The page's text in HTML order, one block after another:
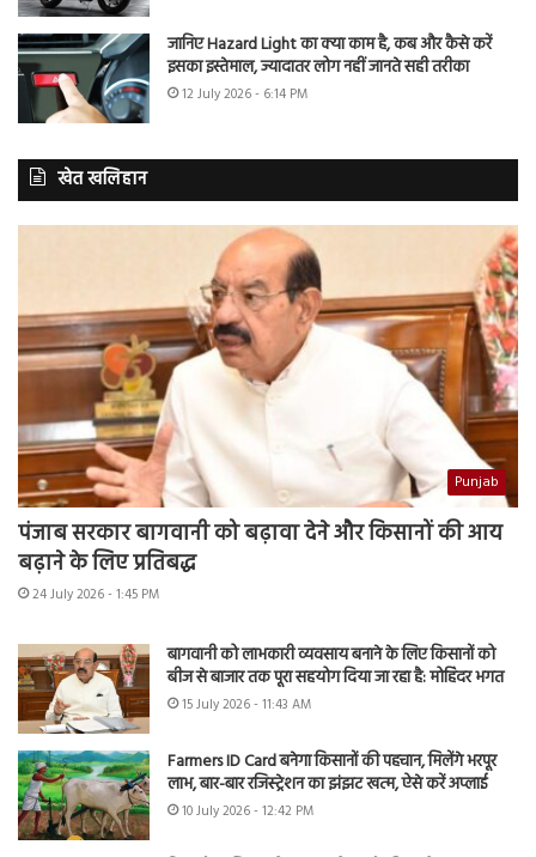
जानिए Hazard Light का क्या काम है, कब और कैसे करें
इसका इस्तेमाल, ज्यादातर लोग नहीं जानते सही तरीका
12 July 2026 - 6:14 PM
खेत खलिहान
Punjab
पंजाब सरकार बागवानी को बढ़ावा देने और किसानों की आय
बढ़ाने के लिए प्रतिबद्ध
24 July 2026 - 1:45 PM
बागवानी को लाभकारी व्यवसाय बनाने के लिए किसानों को
बीज से बाजार तक पूरा सहयोग दिया जा रहा है: मोहिंदर भगत
15 July 2026 - 11:43 AM
Farmers ID Card बनेगा किसानों की पहचान, मिलेंगे भरपूर
लाभ, बार-बार रजिस्ट्रेशन का झंझट खत्म, ऐसे करें अप्लाई
10 July 2026 - 12:42 PM